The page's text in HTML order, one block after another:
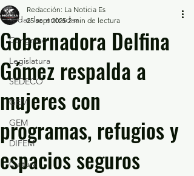
Todas las entradas
Congreso
Legislatura
SEDECO
GEM
GEM
DIFEM
Cultura
Gobernadora Delfina
Gómez respalda a
mujeres con
programas, refugios y
espacios seguros
Redacción: La Noticia Es
25 sept 2025 2 min de lectura